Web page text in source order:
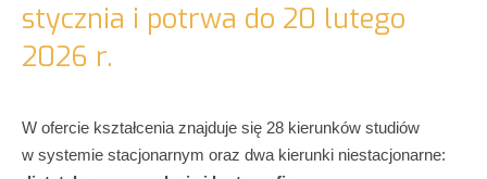
stycznia i potrwa do 20 lutego
2026 r.
W ofercie kształcenia znajduje się 28 kierunków studiów
w systemie stacjonarnym oraz dwa kierunki niestacjonarne: